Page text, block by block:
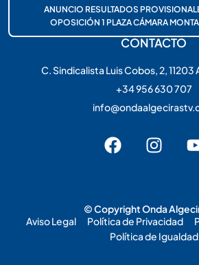
ANUNCIO RESULTADOS
OPOSICIÓN 1 PLAZA CÁMARA
CONTACTO
C. Sindicalista Luis Cobos, 2, 11203
+34 956 630 707
© Copyright Onda
Aviso Legal
Política de Privacidad
Política de Igualdad